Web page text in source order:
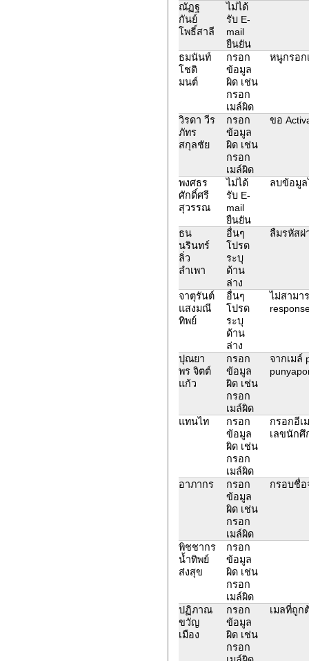
ณัฏฐ
กันย์
โพธิ์สาลี
ไม่ได้
รับ E-
mail
ยืนยัน
ธมนันท์
โชติ
มนต์
กรอก
ข้อมูล
ผิด เช่น
กรอก
เมล์ผิด
หนูกรอก
วิรดา วีร
ภัทร
สกุลชัย
กรอก
ข้อมูล
ผิด เช่น
กรอก
เมล์ผิด
ขอ
พงศธร
ศักดิ์ศรี
สุวรรณ
ไม่ได้
รับ E-
mail
ยืนยัน
ลบข้อมูล
ธน
นรินทร์
ลิ่ว
ลำเพา
อื่นๆ
โปรด
ระบุ
ด้าน
ล่าง
ลืมรหัสผ่
จาตุรันต์
แสงมณี
ทิพย์
อื่นๆ
โปรด
ระบุ
ด้าน
ล่าง
ไม่สามา
ปุณยา
พร จิตต์
แก้ว
กรอก
ข้อมูล
ผิด เช่น
กรอก
เมล์ผิด
จากเมล์
แทนไท
กรอก
ข้อมูล
ผิด เช่น
กรอก
เมล์ผิด
กรอกอี
เลขนักศึ
อาภากร
กรอก
ข้อมูล
ผิด เช่น
กรอก
เมล์ผิด
กรอบชื่อ
พิชชากร
น้ำทิพย์
ส่งสุข
กรอก
ข้อมูล
ผิด เช่น
กรอก
เมล์ผิด
ปฏิภาณ
ขวัญ
เมือง
กรอก
ข้อมูล
ผิด เช่น
กรอก
เมลที่ถูก